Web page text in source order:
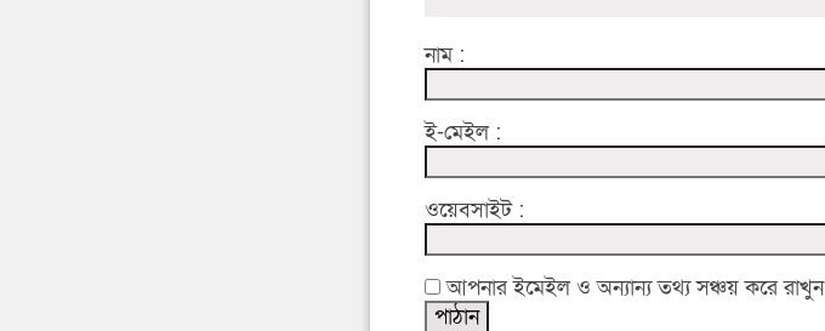
নাম :
ই-মেইল :
ওয়েবসাইট :
আপনার ইমেইল ও অন্যান্য তথ্য সঞ্চয় করে রাখুন